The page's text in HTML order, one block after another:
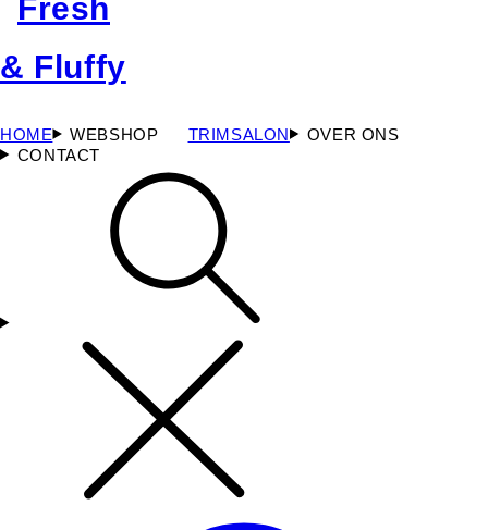
HOME WEBSHOP TRIMSALON
OVER ONS
CONTACT